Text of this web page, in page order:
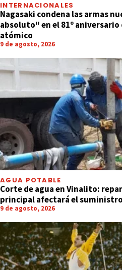
INTERNACIONALES
Nagasaki condena las armas
absoluto" en el 81º
atómico
9 de agosto, 2026
AGUA POTABLE
Corte de agua en Vinalito:
principal afectará el suministro
9 de agosto, 2026